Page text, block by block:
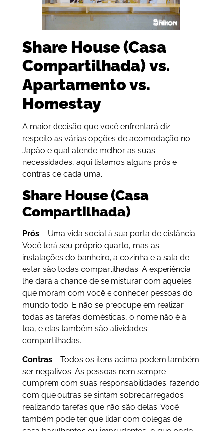
Share House(Casa
Compartilhada) vs.
Apartamento vs.
Homestay
A maior decisão que você enfrentará diz
respeito as várias opções de acomodação no
Japão e qual atende melhor as suas
necessidades, aqui listamos alguns prós e
contras de cada uma.
Share House (Casa
Compartilhada)
Prós– Uma vida social à sua porta de distância.
Você terá seu próprio quarto, mas as
instalações do banheiro, a cozinha e a sala de
estar são todas compartilhadas. A experiência
lhe dará a chance de se misturar com aqueles
que moram com você e conhecer pessoas do
mundo todo. E não se preocupe em realizar
todas as tarefas domésticas, o nome não é à
toa, e elas também são atividades
compartilhadas.
Contras– Todos os itens acima podem também
ser negativos. As pessoas nem sempre
cumprem com suas responsabilidades, fazendo
com que outras se sintam sobrecarregados
realizando tarefas que não são delas. Você
também pode ter que lidar com colegas de